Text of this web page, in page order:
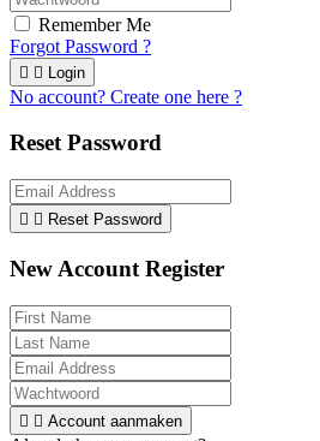
Remember Me
Forgot Password ?
  Login
No account? Create one here ?
Reset Password
  Reset Password
New Account Register
  Account aanmaken